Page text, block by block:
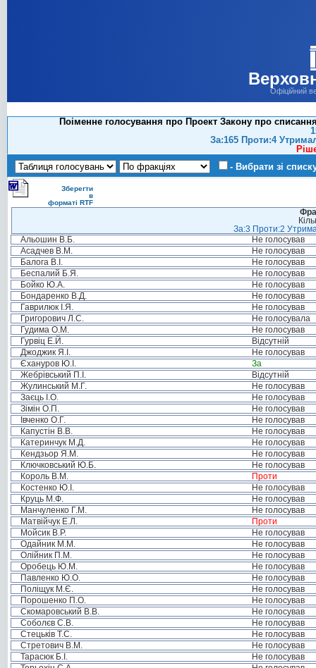
Офіційний
Поіменне голосування про Проект Закону про
За:165 Проти:4
- Вибрати зі
Зберегти
в
форматі RTF
За:3 Проти:2
Альошин В.Б.
Не голосував
Асадчев В.М.
Не голосував
Балога В.І.
Не голосував
Беспалий Б.Я.
Не голосував
Бойко Ю.А.
Не голосував
Бондаренко В.Д.
Не голосував
Гаврилюк І.Я.
Не голосував
Григорович Л.С.
Не голосувала
Гудима О.М.
Не голосував
Гурвіц Е.Й.
Відсутній
Джоджик Я.І.
Не голосував
Єхануров Ю.І.
За
Жебрівський П.І.
Відсутній
Жулинський М.Г.
Не голосував
Заєць І.О.
Не голосував
Зімін О.П.
Не голосував
Івченко О.Г.
Не голосував
Капустін В.В.
Не голосував
Катеринчук М.Д.
Не голосував
Кендзьор Я.М.
Не голосував
Ключковський Ю.Б.
Не голосував
Король В.М.
Проти
Костенко Ю.І.
Не голосував
Круць М.Ф.
Не голосував
Манчуленко Г.М.
Не голосував
Матвійчук Е.Л.
Проти
Мойсик В.Р.
Не голосував
Одайник М.М.
Не голосував
Олійник П.М.
Не голосував
Оробець Ю.М.
Не голосував
Павленко Ю.О.
Не голосував
Поліщук М.Є.
Не голосував
Порошенко П.О.
Не голосував
Скомаровський В.В.
Не голосував
Соболєв С.В.
Не голосував
Стецьків Т.С.
Не голосував
Стретович В.М.
Не голосував
Тарасюк Б.І.
Не голосував